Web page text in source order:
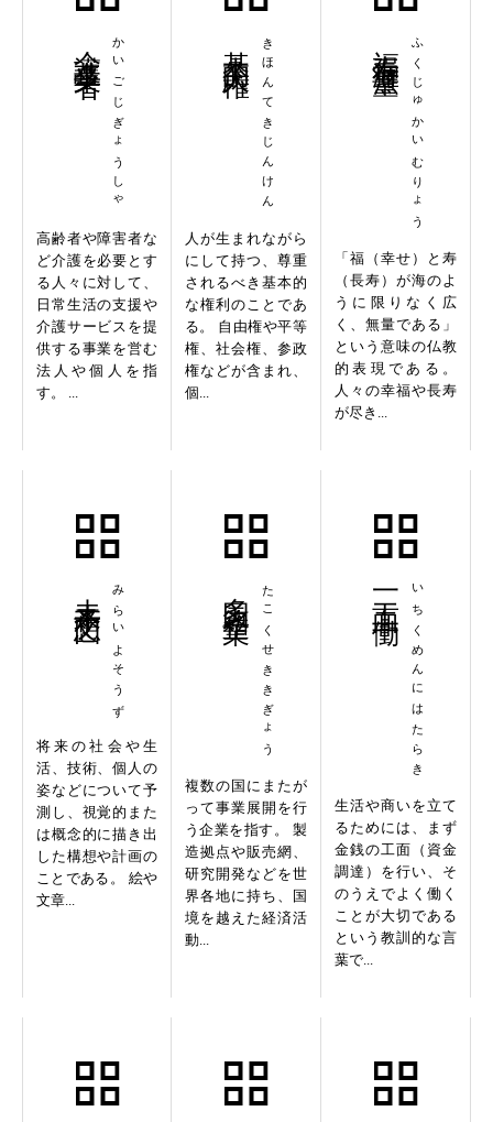
かいごじぎょうしゃ
高齢者や障害者な
ど介護を必要とす
る人々に対して、
日常生活の支援や
介護サービスを提
供する事業を営む
法人や個人を指
す。 ...
きほんてきじんけん
人が生まれながら
にして持つ、尊重
されるべき基本的
な権利のことであ
る。 自由権や平等
権、社会権、参政
権などが含まれ、
個...
ふくじゅかいむりょう
「福（幸せ）と寿
（長寿）が海のよ
うに限りなく広
く、無量である」
という意味の仏教
的表現である。
人々の幸福や長寿
が尽き...
みらいよそうず
将来の社会や生
活、技術、個人の
姿などについて予
測し、視覚的また
は概念的に描き出
した構想や計画の
ことである。 絵や
文章...
たこくせききぎょう
複数の国にまたが
って事業展開を行
う企業を指す。 製
造拠点や販売網、
研究開発などを世
界各地に持ち、国
境を越えた経済活
動...
いちくめんにはたらき
一工面二働
生活や商いを立て
るためには、まず
金銭の工面（資金
調達）を行い、そ
のうえでよく働く
ことが大切である
という教訓的な言
葉で...